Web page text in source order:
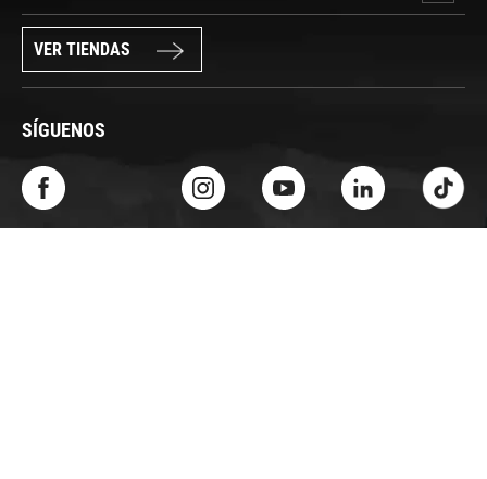
VER TIENDAS
SÍGUENOS